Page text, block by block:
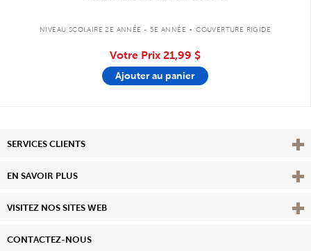
NIVEAU SCOLAIRE 2E ANNÉE - 5E ANNÉE . COUVERTURE RIGIDE
Votre Prix 21,99 $
Ajouter au panier
SERVICES CLIENTS
EN SAVOIR PLUS View
VISITEZ NOS SITES WEB
CONTACTEZ-NOUS